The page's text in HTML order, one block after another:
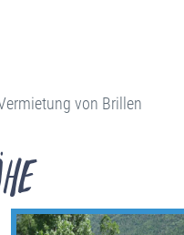
von Brillen